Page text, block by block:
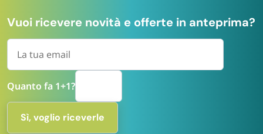
Vuoi ricevere novità e offerte in anteprima?
Quanto fa 1+1?